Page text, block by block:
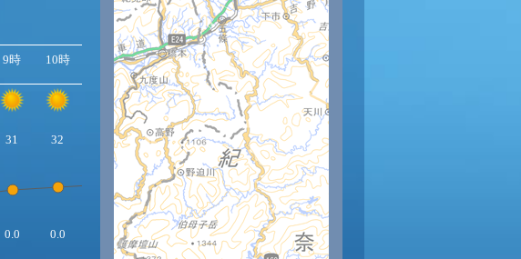
9時 10時 11時 12時 13時 14時 15時 16時
31 32 35 35 35 36 35
0.0 0.0 0.0 0.0 0.0 0.0 0.0